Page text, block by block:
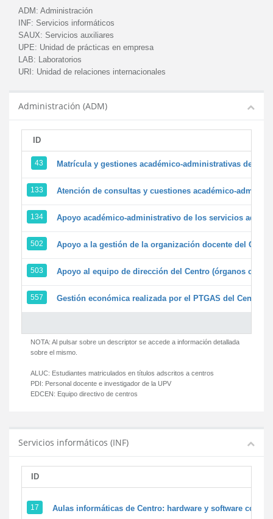
ADM: Administración
INF: Servicios informáticos
SAUX: Servicios auxiliares
UPE: Unidad de prácticas en empresa
LAB: Laboratorios
URI: Unidad de relaciones internacionales
Administración (ADM)
ID
43 Matrícula y gestiones académico-administrativas de la
133 Atención de consultas y cuestiones académico-
134 Apoyo académico-administrativo de los servicios
502 Apoyo a la gestión de la organización docente del
503 Apoyo al equipo de dirección del Centro (órganos
557 Gestión económica realizada por el PTGAS del Centro
NOTA: Al pulsar sobre un descriptor se accede a información detallada
sobre el mismo.
ALUC: Estudiantes matriculados en títulos adscritos a centros
PDI: Personal docente e investigador de la UPV
EDCEN: Equipo directivo de centros
Servicios informáticos (INF)
ID
17 Aulas informáticas de Centro: hardware y software